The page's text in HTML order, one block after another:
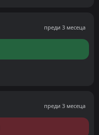
преди 3 месеца
преди 3 месеца